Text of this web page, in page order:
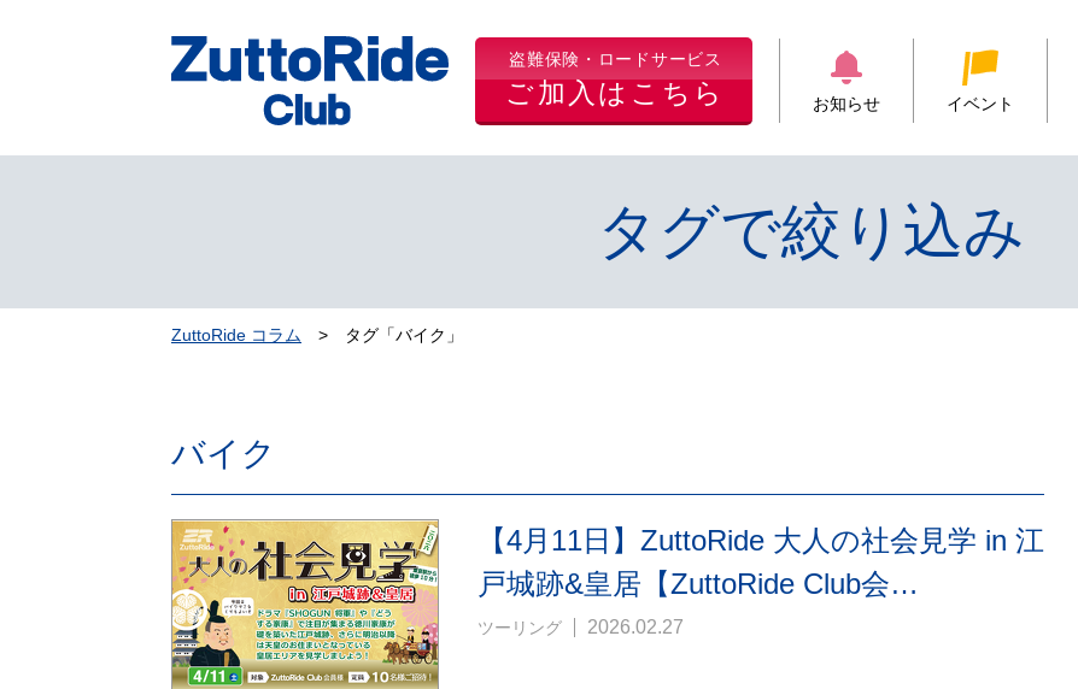
盗難保険・ロードサービス
ご加入はこちら お知らせ イベント
タグで絞り込み
ZuttoRide コラム タグ「バイク」
バイク
【4月11日】ZuttoRide 大人の社会見学 in 江
戸城跡&皇居【ZuttoRide Club会…
ツーリング 2026.02.27